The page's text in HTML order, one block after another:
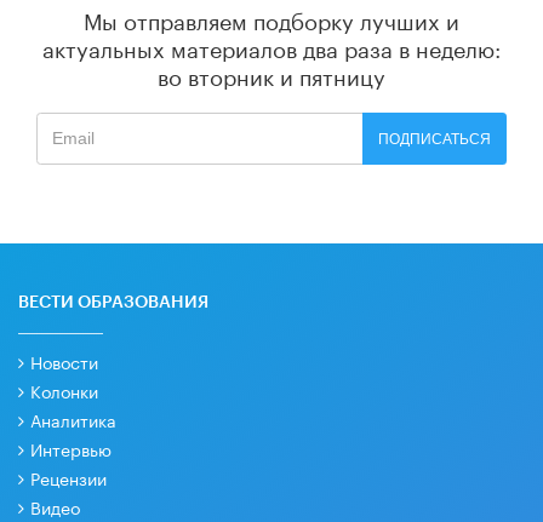
Мы отправляем подборку лучших и
актуальных материалов два раза в неделю:
во вторник и пятницу
ПОДПИСАТЬСЯ
ВЕСТИ ОБРАЗОВАНИЯ
Новости
Колонки
Аналитика
Интервью
Рецензии
Видео